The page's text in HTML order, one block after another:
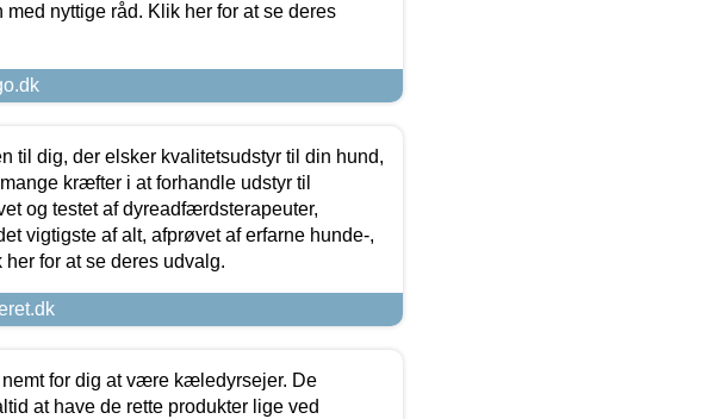
nyttige råd. Klik her for at se deres
til dig, der elsker kvalitetsudstyr til din hund,
kræfter i at forhandle udstyr til
og testet af dyreadfærdsterapeuter,
vigtigste af alt, afprøvet af erfarne hunde-,
for at se deres udvalg.
for dig at være kæledyrsejer. De
at have de rette produkter lige ved